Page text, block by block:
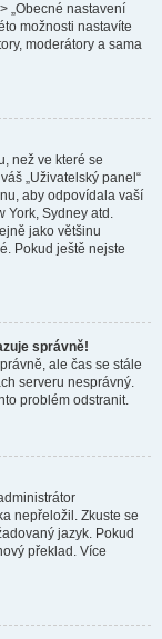
„Obecné nastavení
možnosti nastavíte
moderátory a sama
než ve které se
„Uživatelský panel“
aby odpovídala vaší
York, Sydney atd.
jako většinu
Pokud ještě nejste
správně!
ale čas se stále
serveru nesprávný.
problém odstranit.
nepřeložil. Zkuste se
jazyk. Pokud
překlad. Více